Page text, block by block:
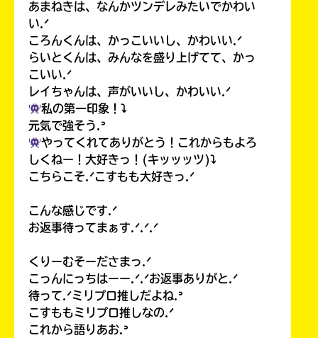
あまねきは、なんかツンデレみたいでかわい
い.ᐟ
ころんくんは、かっこいいし、かわいい.ᐟ
らいとくんは、みんなを盛り上げてて、かっ
こいい.ᐟ
レイちゃんは、声がいいし、かわいい.ᐟ
私の第一印象！⤵︎
元気で強そう.ᐣ
やってくれてありがとう！これからもよろ
しくねー！大好きっ！(キッッッツ)⤵︎
こちらこそ.ᐟこすもも大好きっ.ᐟ
こんな感じです.ᐟ
お返事待ってまぁす.ᐟ.ᐟ.ᐟ
くりーむそーださまっ.ᐟ
こっんにっちはーー.ᐟ.ᐟお返事ありがと.ᐟ
待って.ᐟミリプロ推しだよね.ᐣ
こすももミリプロ推しなの.ᐟ
これから語りあお.ᐣ